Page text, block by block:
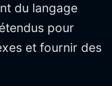
du langage
pour
et fournir des